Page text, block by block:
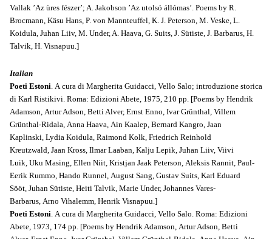
Vallak ’Az üres fészer’; A. Jakob­son ’Az utolsó állómas’. Poems by R.
Brocmann, Käsu Hans, P. von Mannteuffel, K. J. Peterson, M. Veske, L.
Koidula, Juhan Liiv, M. Under, A. Haava, G. Suits, J. Sütiste, J. Barbarus, H.
Talvik, H. Visnapuu.]
Italian
Poeti Estoni. A cura di Margherita Guidacci, Vello Salo; introduzione storica
di Karl Ristikivi. Roma: Edizioni Abete, 1975, 210 pp. [Poems by Hendrik
Adamson, Artur Adson, Betti Alver, Ernst Enno, Ivar Grünthal, Villem
Grünthal-Ridala, Anna Haava, Ain Kaalep, Bernard Kangro, Jaan
Kaplinski, Lydia Koidula, Raimond Kolk, Friedrich Reinhold
Kreutzwald, Jaan Kross, Ilmar Laaban, Kalju Lepik, Juhan Liiv, Viivi
Luik, Uku Masing, Ellen Niit, Kristjan Jaak Peterson, Aleksis Rannit, Paul-
Eerik Rummo, Hando Runnel, August Sang, Gustav Suits, Karl Eduard
Sööt, Juhan Sütiste, Heiti Talvik, Marie Under, Johannes Vares-
Barbarus, Arno Vihalemm, Henrik Visnapuu.]
Poeti Estoni. A cura di Margherita Guidacci, Vello Salo. Roma: Edizioni
Abete, 1973, 174 pp. [Poems by Hendrik Adamson, Artur Adson, Betti